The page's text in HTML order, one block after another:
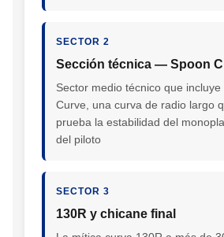
SECTOR 2
Sección técnica — Spoon
Sector medio técnico que incluye
Curve, una curva de radio largo
prueba la estabilidad del
del piloto
SECTOR 3
130R y chicane final